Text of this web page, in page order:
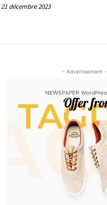
21 décembre 2023
- Advertisement -